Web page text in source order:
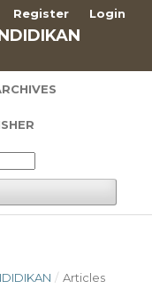
Register Login
/ Articles